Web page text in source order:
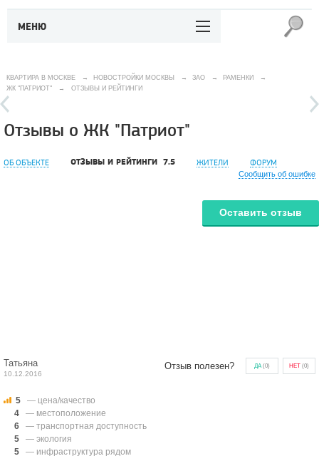
МЕНЮ
КВАРТИРА В МОСКВЕ → НОВОСТРОЙКИ МОСКВЫ → ЗАО → РАМЕНКИ
→
ЖК "ПАТРИОТ"
→ ОТЗЫВЫ И РЕЙТИНГИ
Отзывы о ЖК "Патриот"
ОБ ОБЪЕКТЕ ОТЗЫВЫ И РЕЙТИНГИ 7.5 ЖИТЕЛИ ФОРУМ
Сообщить об ошибке
Оставить отзыв
Татьяна
10.12.2016
Отзыв полезен? ДА(0) НЕТ (0)
5
— цена/качество
4
— местоположение
6
— транспортная доступность
5
— экология
5
— инфраструктура рядом